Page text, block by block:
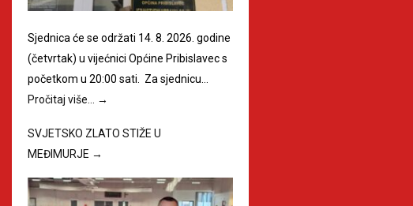
Sjednica će se održati 14. 8. 2026. godine
(četvrtak) u vijećnici Općine Pribislavec s
početkom u 20:00 sati. Za sjednicu…
Pročitaj više…
→
SVJETSKO ZLATO STIŽE U
MEĐIMURJE →